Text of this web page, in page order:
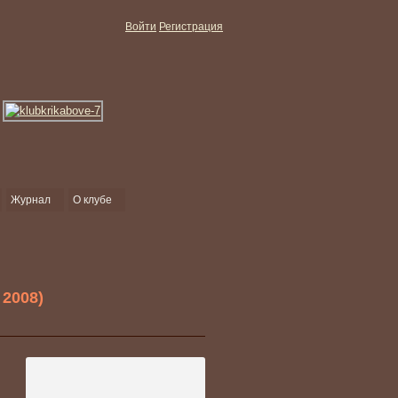
Войти Регистрация
Журнал О клубе